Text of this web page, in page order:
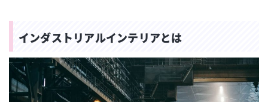
インダストリアルインテリアとは